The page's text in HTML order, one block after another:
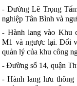
- Đường Lê Trọng
nghiệp Tân Bình và
- Hành lang vào Khu
M1 và ngược lại. Đối
quản lý của khu công
- Đường số 14, quận
- Hành lang lưu